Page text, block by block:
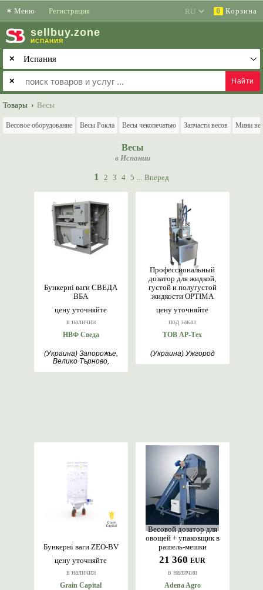
✶ Меню Регистрация 0 Корзина
sell buy.zone
ИСПАНИЯ
✕
✕
Товары › Весы
Весовое оборудование Весы Рокла Весы чекопечатью Запчасти весов Мини
Весы
в Испании
1 2 3 4 5 ... Вперед
цену уточняйте
в наличии
Бункерні ваги СВЕДА
ВБА
НВФ Сведа
(Украина) Запорожье,
Велико Търново,
цену уточняйте
под заказ
Профессиональный
дозатор для жидкой,
густой и полугустой
жидкости OPTIMA
ТОВ АР-Тех
(Украина) Ужгород
цену уточняйте
в наличии
Бункерні ваги ZEO-ВV
Grain Capital
21 360 EUR
в наличии
Весовой дозатор для
овощей + упаковщик в
рашель-мешки
Adena Agro